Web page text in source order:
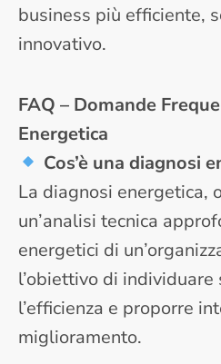
business più efficiente,
innovativo.
FAQ – Domande
Energetica
Cos’è una diagnosi
La diagnosi energetica,
un’analisi tecnica
energetici di
l’obiettivo di
l’efficienza e proporre
miglioramento.